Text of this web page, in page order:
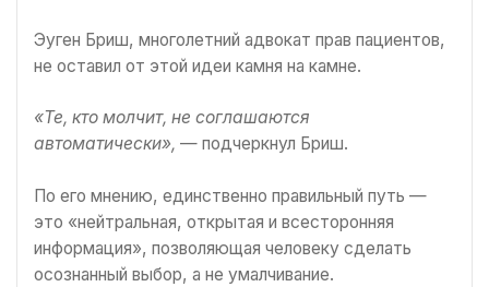
Эуген Бриш, многолетний адвокат прав пациентов,
не оставил от этой идеи камня на камне.
«Те, кто молчит, не соглашаются
автоматически», — подчеркнул Бриш.
По его мнению, единственно правильный путь —
это «нейтральная, открытая и всесторонняя
информация», позволяющая человеку сделать
осознанный выбор, а не умалчивание.